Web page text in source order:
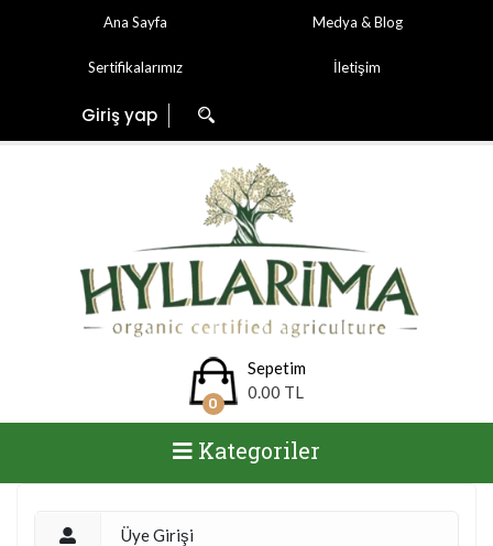
Ana Sayfa Medya & Blog
Sertifikalarımız İletişim
Giriş yap
0
Sepetim
0.00 TL
Kategoriler
Üye Girişi